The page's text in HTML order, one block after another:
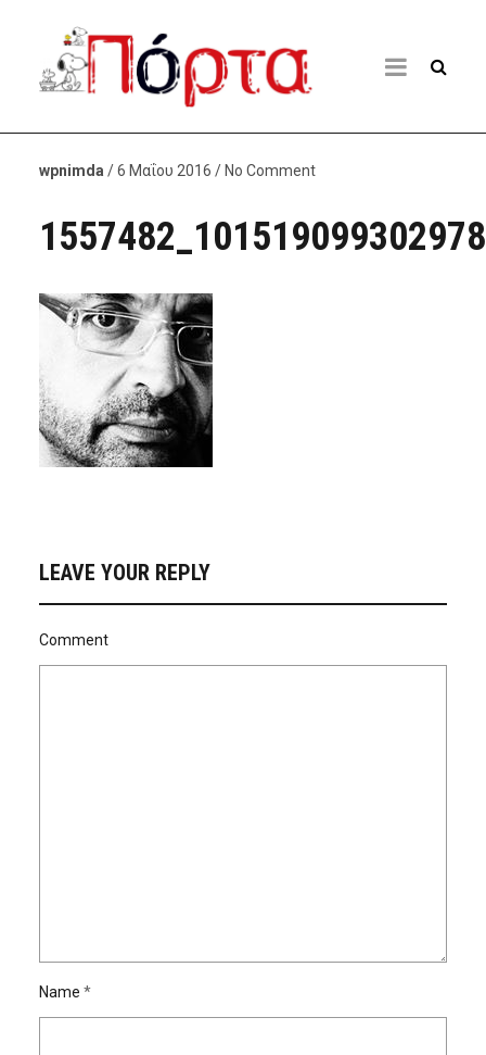
wpnimda / 6 Μαΐου 2016 / No Comment
LEAVE YOUR REPLY
Comment
Name *